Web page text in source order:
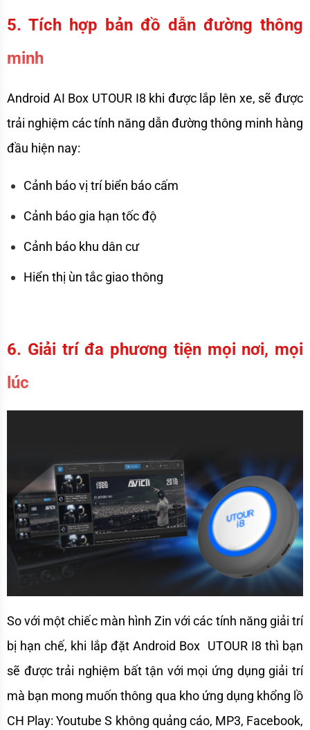
5. Tích hợp bản đồ dẫn đường thông
minh
Android AI Box UTOUR I8 khi được lắp lên xe, sẽ được
trải nghiệm các tính năng dẫn đường thông minh hàng
đầu hiện nay:
Cảnh báo vị trí biển báo cấm
Cảnh báo gia hạn tốc độ
Cảnh báo khu dân cư
Hiển thị ùn tắc giao thông
6. Giải trí đa phương tiện mọi nơi, mọi
lúc
So với một chiếc màn hình Zin với các tính năng giải trí
bị hạn chế, khi lắp đặt Android Box  UTOUR I8 thì bạn
sẽ được trải nghiệm bất tận với mọi ứng dụng giải trí
mà bạn mong muốn thông qua kho ứng dụng khổng lồ
CH Play: Youtube S không quảng cáo, MP3, Facebook,